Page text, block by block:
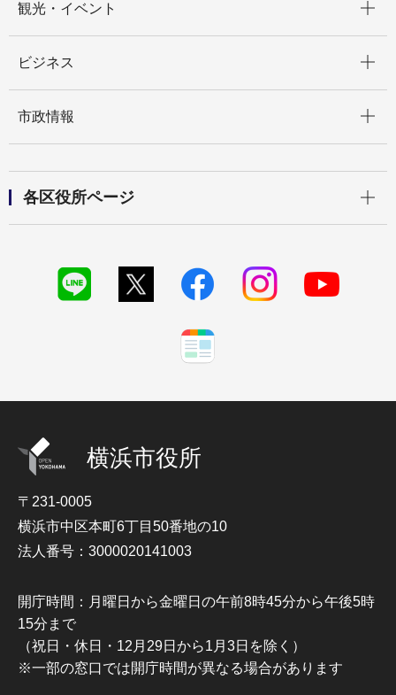
観光・イベント
ビジネス
市政情報
各区役所ページ
横浜市役所
〒231-0005
横浜市中区本町6丁目50番地の10
法人番号：3000020141003
開庁時間：月曜日から金曜日の午前8時45分から午後5時
15分まで
（祝日・休日・12月29日から1月3日を除く）
※一部の窓口では開庁時間が異なる場合があります